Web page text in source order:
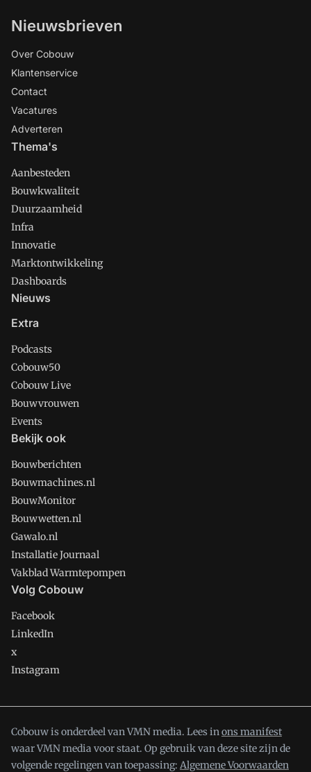
Nieuwsbrieven
Over Cobouw
Klantenservice
Contact
Vacatures
Adverteren
Thema's
Aanbesteden
Bouwkwaliteit
Duurzaamheid
Infra
Innovatie
Marktontwikkeling
Dashboards
Nieuws
Extra
Podcasts
Cobouw50
Cobouw Live
Bouwvrouwen
Events
Bekijk ook
Bouwberichten
Bouwmachines.nl
BouwMonitor
Bouwwetten.nl
Gawalo.nl
Installatie Journaal
Vakblad Warmtepompen
Volg Cobouw
Facebook
LinkedIn
x
Instagram
Cobouw is onderdeel van VMN media. Lees inons manifest
waar VMN media voor staat. Op gebruik van deze site zijn de
volgende regelingen van toepassing: Algemene Voorwaarden